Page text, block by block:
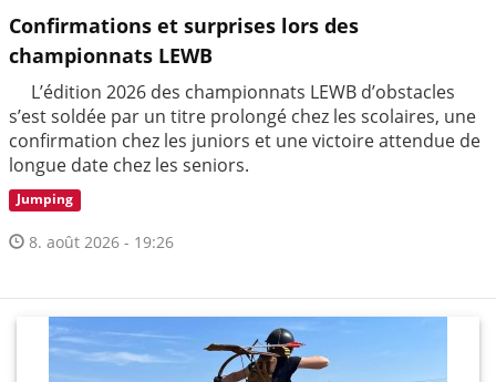
Confirmations et surprises lors des
championnats LEWB
L’édition 2026 des championnats LEWB d’obstacles
s’est soldée par un titre prolongé chez les scolaires, une
confirmation chez les juniors et une victoire attendue de
longue date chez les seniors.
Jumping
8. août 2026 - 19:26